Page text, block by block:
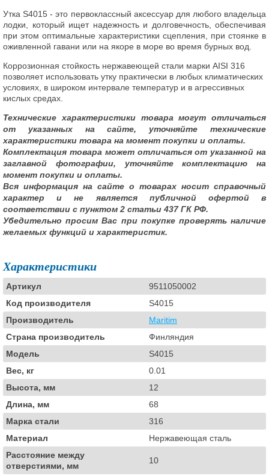
Утка S4015 - это первоклассный аксессуар для любого владельца
лодки, который ищет надежность и долговечность, обеспечивая
при этом оптимальные характеристики сцепления, при стоянке в
оживленной гавани или на якоре в море во время бурных вод.
Коррозионная стойкость нержавеющей стали марки AISI 316
позволяет использовать утку практически в любых климатических
условиях, в широком интервале температур и в агрессивных
кислых средах.
Технические характеристики товара могут отличаться
от указанных на сайте, уточняйте технические
характеристики товара на момент покупки и оплаты.
Комплектация товара может отличаться от указанной на
заглавной фотографии, уточняйте комплектацию на
момент покупки и оплаты.
Вся информация на сайте о товарах носит справочный
характер и не является публичной офертой в
соответствии с пунктом 2 статьи 437 ГК РФ.
Убедительно просим Вас при покупке проверять наличие
желаемых функций и характеристик.
Характеристики
Артикул
9511050002
Код производителя
S4015
Производитель
Maritim
Страна производитель
Финляндия
Модель
S4015
Вес, кг
0.01
Высота, мм
12
Длина, мм
68
Марка стали
316
Материал
Нержавеющая сталь
Расстояние между
отверстиями, мм
10